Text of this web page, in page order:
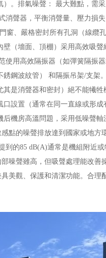
。排氣噪聲： 最大難點，需
聲器，平衡消聲量、壓力損
窗、嚴格密封所有孔洞（線纜
（墻面、頂棚）采用高效吸
用高效隔振器（如彈簧隔振
鋼波紋管） 和隔振吊架/支架。
是消聲器和密封）絕不能犧
設置（通常在同一直線或形
機房高溫問題，采用低噪聲軸
點的噪聲排放達到國家或地方
的85 dB(A)通常是機組附近
噪聲雖高，但吸聲處理能改善
美觀、保護和清潔功能。合理